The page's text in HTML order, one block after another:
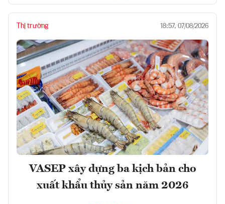
Thị trường 18:57, 07/08/2026
VASEP xây dựng ba kịch bản cho
xuất khẩu thủy sản năm 2026